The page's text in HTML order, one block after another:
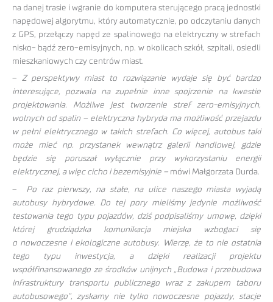
na danej trasie i wgranie do komputera sterującego pracą jednostki
napędowej algorytmu, który automatycznie, po odczytaniu danych
z GPS, przełączy napęd ze spalinowego na elektryczny w strefach
nisko- bądź zero-emisyjnych, np. w okolicach szkół, szpitali, osiedli
mieszkaniowych czy centrów miast.
–Z perspektywy miast to rozwiązanie wydaje się być bardzo
interesujące, pozwala na zupełnie inne spojrzenie na kwestie
projektowania. Możliwe jest tworzenie stref zero-emisyjnych,
wolnych od spalin – elektryczna hybryda ma możliwość przejazdu
w pełni elektrycznego w takich strefach. Co więcej, autobus taki
może mieć np. przystanek wewnątrz galerii handlowej, gdzie
będzie się poruszał wyłącznie przy wykorzystaniu energii
elektrycznej, a więc cicho i bezemisyjnie – mówi Małgorzata Durda.
– Po raz pierwszy, na stałe, na ulice naszego miasta wyjadą
autobusy hybrydowe. Do tej pory mieliśmy jedynie możliwość
testowania tego typu pojazdów, dziś podpisaliśmy umowę, dzięki
której grudziądzka komunikacja miejska wzbogaci się
o nowoczesne i ekologiczne autobusy. Wierzę, że to nie ostatnia
tego typu inwestycja, a dzięki realizacji projektu
współfinansowanego ze środków unijnych „Budowa i przebudowa
infrastruktury transportu publicznego wraz z zakupem taboru
autobusowego”, zyskamy nie tylko nowoczesne pojazdy, stacje